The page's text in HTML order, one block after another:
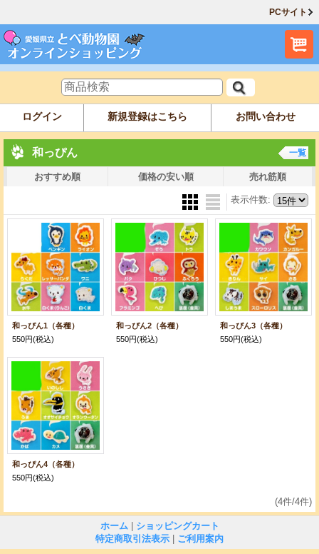
PCサイト
ログイン 新規登録はこちら お問い合わせ
和っぴん 一覧
おすすめ順 価格の安い順 売れ筋順
表示件数:
和っぴん1（各種）
550円(税込)
和っぴん2（各種）
550円(税込)
和っぴん3（各種）
550円(税込)
和っぴん4（各種）
550円(税込)
(4件/4件)
ホーム | ショッピングカート
特定商取引法表示 | ご利用案内